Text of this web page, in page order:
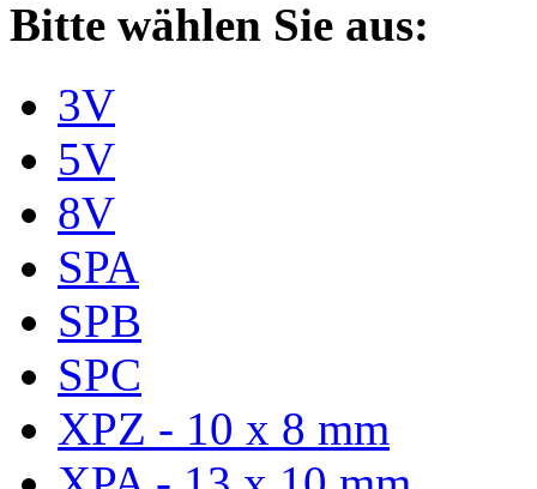
Bitte wählen Sie aus:
3V
5V
8V
SPA
SPB
SPC
XPZ - 10 x 8 mm